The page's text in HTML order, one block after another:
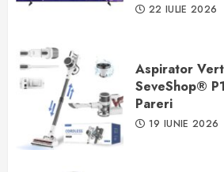
22 IULIE 2026
Aspirator
SeveShop®
Pareri
19 IUNIE 2026